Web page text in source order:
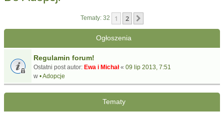
Tematy: 32 1 2
Ogłoszenia
Regulamin forum!
Ostatni post autor: Ewa i Michał« 09 lip 2013, 7:51
w • Adopcje
Tematy